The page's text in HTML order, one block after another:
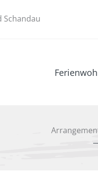
Schandau